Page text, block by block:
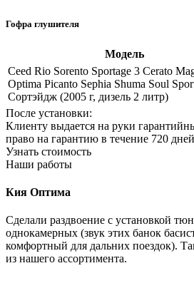
Гофра глушителя
Модель
Ceed Rio Sorento Sportage 3 Cerato
Optima Picanto Sephia Shuma Soul
Сортэйдж (2005 г, дизель 2 литр)
После установки:
Клиенту выдается на руки
право на гарантию в течение 720
Узнать стоимость
Наши работы
Кия Оптима
Сделали раздвоение с установкой
однокамерных (звук этих банок
комфортный для дальних поездок).
из нашего ассортимента.